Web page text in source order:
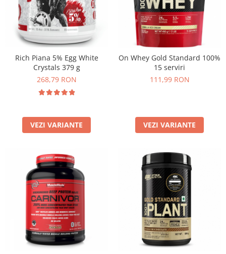
Rich Piana 5% Egg White
Crystals 379 g
268,79 RON
VEZI VARIANTE
On Whey Gold Standard 100%
15 serviri
111,99 RON
VEZI VARIANTE